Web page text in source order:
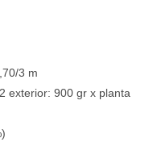
3 m
exterior: 900 gr x planta